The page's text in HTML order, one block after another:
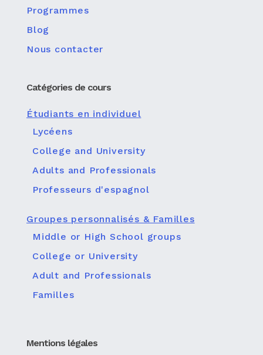
Programmes
Blog
Nous contacter
Catégories de cours
Étudiants en individuel
Lycéens
College and University
Adults and Professionals
Professeurs d'espagnol
Groupes personnalisés & Familles
Middle or High School groups
College or University
Adult and Professionals
Familles
Mentions légales